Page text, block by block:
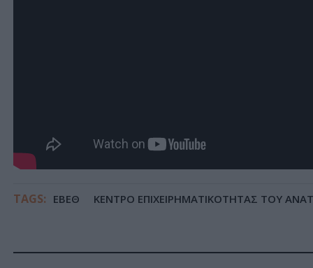
TAGS: ΕΒΕΘ ΚΕΝΤΡΟ ΕΠΙΧΕΙΡΗΜΑΤΙΚΟΤΗΤΑΣ ΤΟΥ